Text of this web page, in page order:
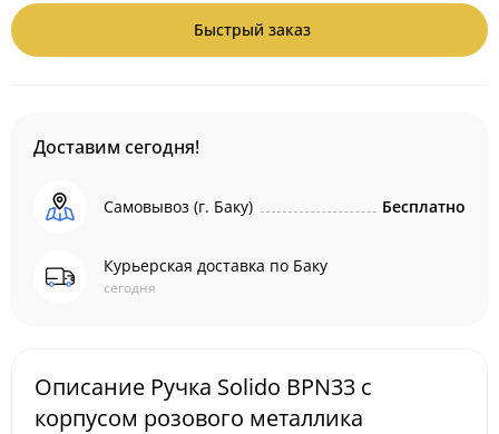
Быстрый заказ
Доставим сегодня!
Самовывоз (г. Баку) Бесплатно
Курьерская доставка по Баку
сегодня
Описание Ручка Solido BPN33 с
корпусом розового металлика